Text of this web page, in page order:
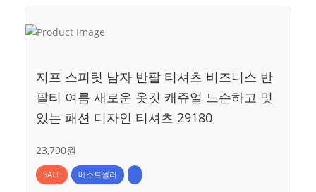
지프 스피릿 남자 반팔 티셔츠 비즈니스 반
팔티 여름 새로운 옷깃 캐쥬얼 느슨하고 멋
있는 패션 디자인 티셔츠 29180
23,790원
SALE 베스트셀러